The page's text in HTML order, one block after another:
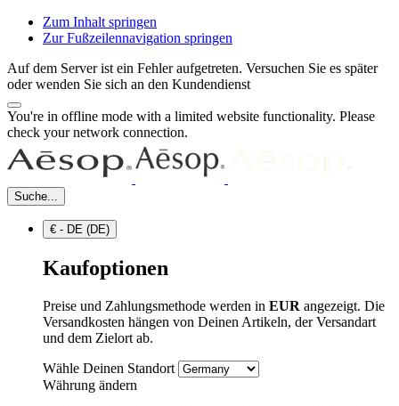
Zum Inhalt springen
Zur Fußzeilennavigation springen
Auf dem Server ist ein Fehler aufgetreten. Versuchen Sie es später
oder wenden Sie sich an den Kundendienst
You're in offline mode with a limited website functionality. Please
check your network connection.
Suche...
€ - DE (DE)
Kaufoptionen
Preise und Zahlungsmethode werden in EUR angezeigt. Die
Versandkosten hängen von Deinen Artikeln, der Versandart
und dem Zielort ab.
Wähle Deinen Standort
Währung ändern